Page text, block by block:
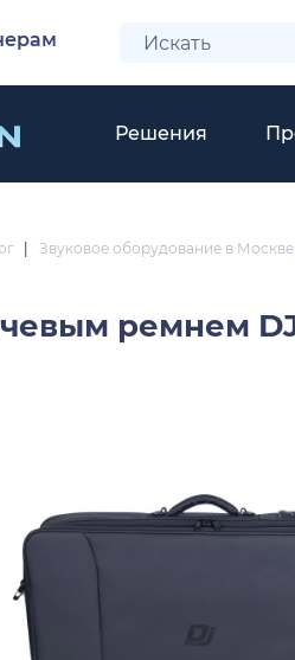
Решения
Звуковое оборудование в Москве
ремнем